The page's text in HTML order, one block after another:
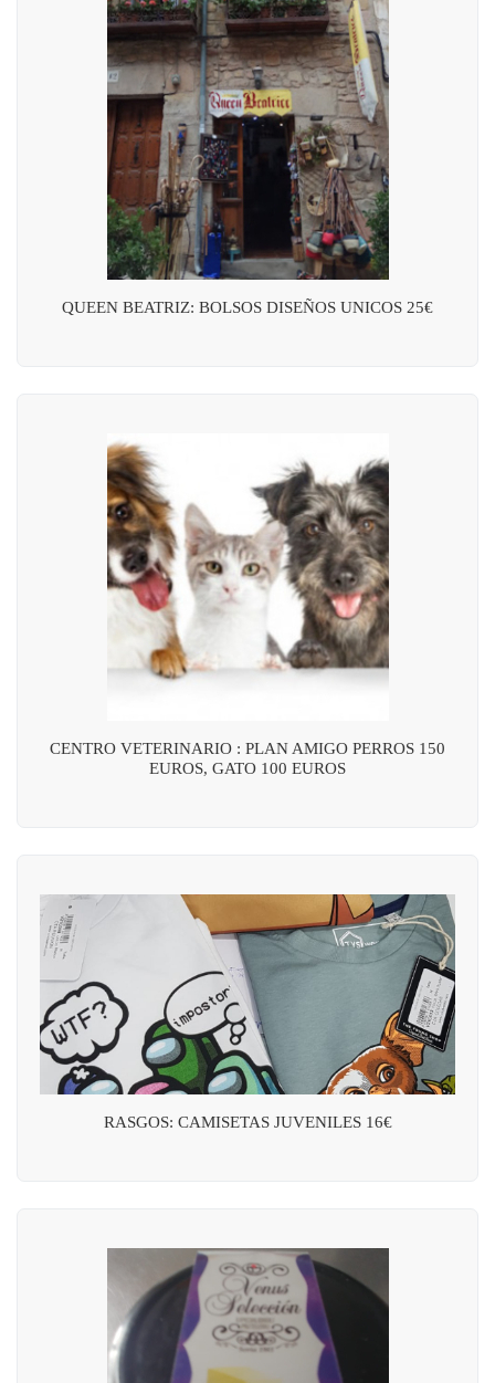
QUEEN BEATRIZ: BOLSOS DISEÑOS UNICOS 25€
CENTRO VETERINARIO : PLAN AMIGO PERROS 150
EUROS, GATO 100 EUROS
RASGOS: CAMISETAS JUVENILES 16€